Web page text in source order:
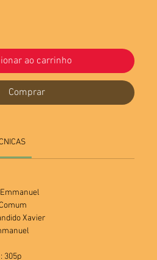
ao carrinho
Comprar
Xavier
305p